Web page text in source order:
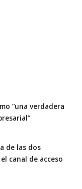
“una verdadera
de las dos
canal de acceso